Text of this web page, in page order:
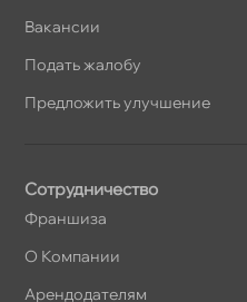
акансии
Подать жалобу
Предложить улучшение
Сотрудничество
Франшиза
О Компании
Арендодателям